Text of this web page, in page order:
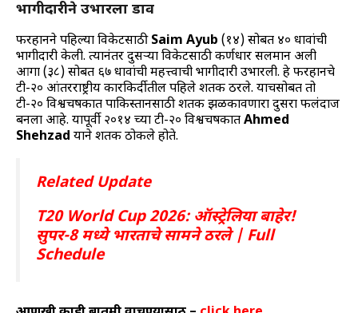
भागीदारीने उभारला डाव
फरहानने पहिल्या विकेटसाठीSaim Ayub (१४) सोबत ४० धावांची
भागीदारी केली. त्यानंतर दुसऱ्या विकेटसाठी कर्णधार सलमान अली
आगा (३८) सोबत ६७ धावांची महत्त्वाची भागीदारी उभारली. हे फरहानचे
टी-२० आंतरराष्ट्रीय कारकिर्दीतील पहिले शतक ठरले. याचसोबत तो
टी-२० विश्वचषकात पाकिस्तानसाठी शतक झळकावणारा दुसरा फलंदाज
बनला आहे. यापूर्वी २०१४ च्या टी-२० विश्वचषकातAhmed
Shehzad याने शतक ठोकले होते.
Related Update
T20 World Cup 2026: ऑस्ट्रेलिया बाहेर!
सुपर-8 मध्ये भारताचे सामने ठरले | Full
Schedule